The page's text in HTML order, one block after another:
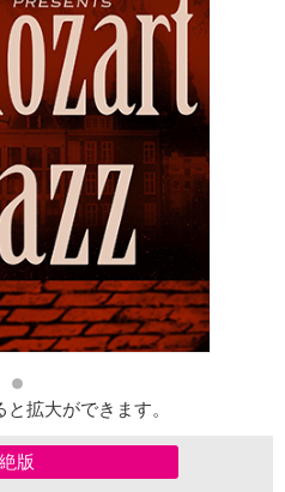
拡大ができます。
絶版